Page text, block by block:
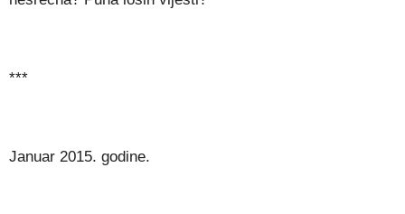
***
Januar 2015. godine.